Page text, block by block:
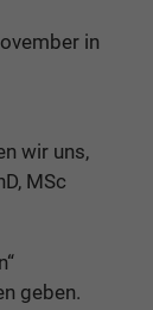
in
wir uns,
MSc
geben.